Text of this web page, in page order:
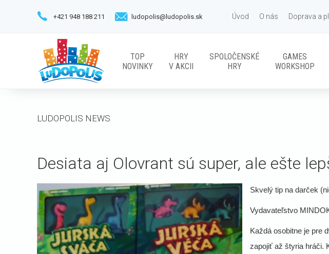
Úvod O nás Doprava a
TOP
NOVINKY
HRY
V AKCII
SPOLOČENSKÉ
HRY
GAMES
WORKSHOP
+421 948 188 211 ludopolis@ludopolis.sk
LUDOPOLIS NEWS
Desiata aj Olovrant sú super, ale ešte
Skvelý tip na darček
Vydavateľstvo
Každá osobitne je pre
zapojiť až štyria hráči.